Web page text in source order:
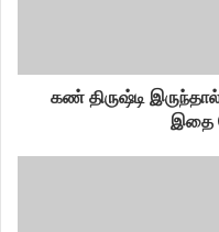
கண் திருஷ்டி
இதை